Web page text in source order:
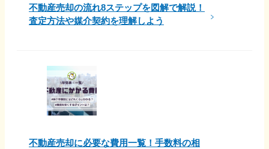
不動産売却の流れ8ステップを図解で解説！
査定方法や媒介契約を理解しよう
不動産売却に必要な費用一覧！手数料の相